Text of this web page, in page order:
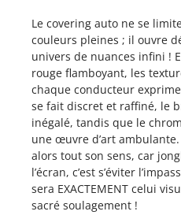
Le covering auto ne se
couleurs pleines ; il ouvre
univers de nuances infini !
rouge flamboyant, les
chaque conducteur
se fait discret et raffiné, le
inégalé, tandis que le
une œuvre d’art
alors tout son sens, car
l’écran, c’est s’éviter
sera EXACTEMENT celui
sacré soulagement !